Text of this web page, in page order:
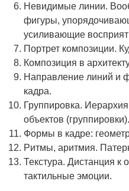
Невидимые линии.
фигуры,
усиливающие
Портрет композиции.
Композиция в
Направление линий и
кадра.
Группировка.
объектов (группировки).
Формы в кадре:
Ритмы, аритмия.
Текстура. Дистанция к
тактильные эмоции.